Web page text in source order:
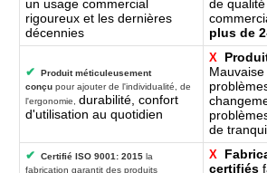
un usage commercial
rigoureux et les dernières
décennies
de
plus de
✔
Produit méticuleusement
conçu pour ajouter de l'individualité, de
l'ergonomie, durabilité, confort
d'utilisation au quotidien
X
de
✔ Certifié ISO 9001: 2015 la
fabrication garantit des produits
X
certifiés